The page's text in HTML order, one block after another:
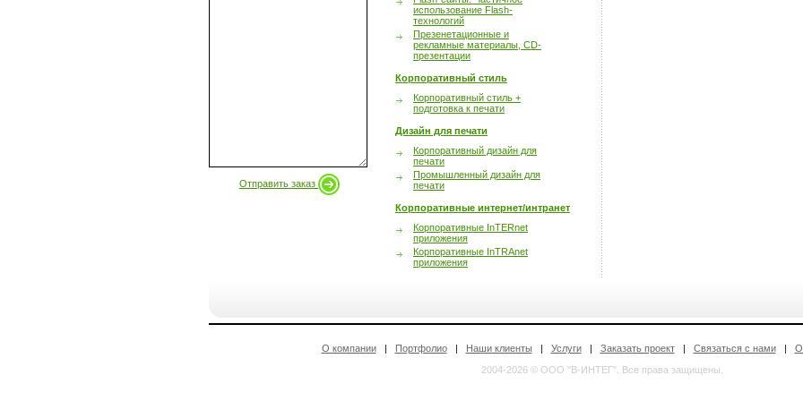
Отправить заказ
использование Flash-
технологий
Презенетационные и
рекламные материалы, CD-
презентации
Корпоративный стиль
Корпоративный стиль +
подготовка к печати
Дизайн для печати
Корпоративный дизайн для
печати
Промышленный дизайн для
печати
Корпоративные интернет/интранет
Корпоративные InTERnet
приложения
Корпоративные InTRAnet
приложения
О компании| Портфолио| Наши клиенты | Услуги| Заказать проект| Связаться с нами|
2004-2026 © ООО "В-ИНТЕГ". Все права защищены.